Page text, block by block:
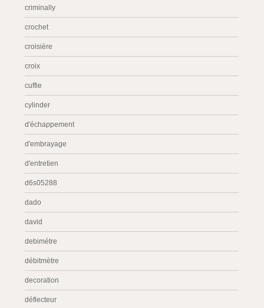
criminally
crochet
croisière
croix
cuffie
cylinder
d'échappement
d'embrayage
d'entretien
d6s05288
dado
david
debimétre
débitmètre
decoration
déflecteur